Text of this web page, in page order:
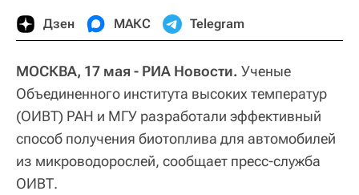
Дзен МАКС Telegram
МОСКВА, 17 мая - РИА Новости. Ученые
Объединенного института высоких температур
(ОИВТ) РАН и МГУ разработали эффективный
способ получения биотоплива для автомобилей
из микроводорослей, сообщает пресс-служба
ОИВТ.